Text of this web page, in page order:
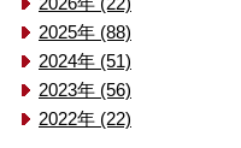
2025年 (88)
2024年 (51)
2023年 (56)
2022年 (22)